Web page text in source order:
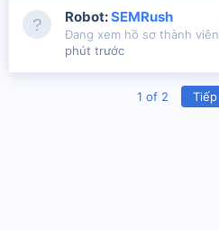
Robot:SEMRush
Đang xem hồ sơ thành viên
phút trước
1 of 2 Tiếp